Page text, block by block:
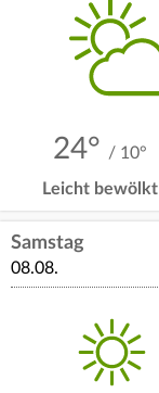
24° / 10°
Leicht bewölkt
Samstag
08.08.